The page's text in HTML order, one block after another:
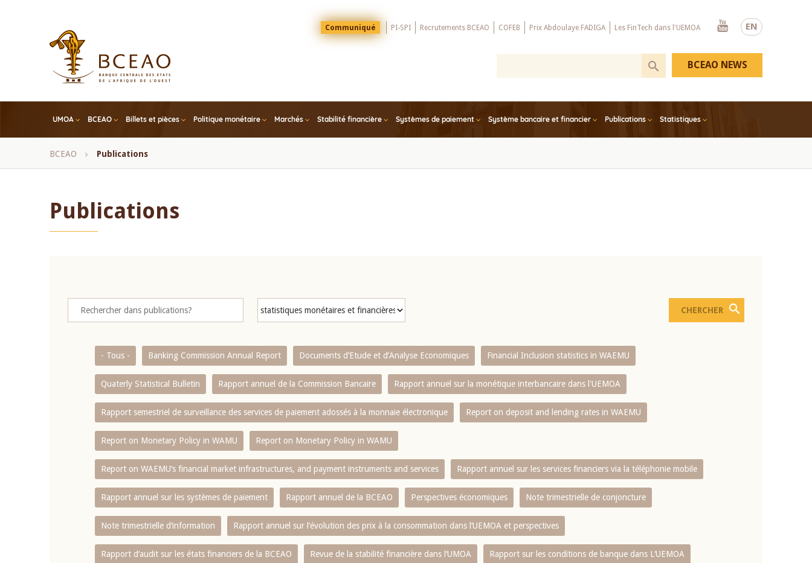
EN
Menu
Top
Communiqué PI-SPI Recrutements BCEAO COFEB Prix Abdoulaye FADIGA Les FinTech dans l'UEMOA
Youtube
UMOA BCEAO Billets et pièces Politique monétaire Marchés Stabilité financière Systèmes de paiement Système bancaire et financier Publications Statistiques
BCEAO NEWS
Fil
BCEAO Publications
Publications
- Tous - Banking Commission Annual Report Documents d’Etude et d’Analyse Economiques Financial Inclusion statistics in WAEMU
Quaterly Statistical Bulletin Rapport annuel de la Commission Bancaire Rapport annuel sur la monétique interbancaire dans l'UEMOA
Rapport semestriel de surveillance des services de paiement adossés à la monnaie électronique Report on deposit and lending rates in WAEMU
Report on Monetary Policy in WAMU Report on Monetary Policy in WAMU
Report on WAEMU’s financial market infrastructures, and payment instruments and services Rapport annuel sur les services financiers via la téléphonie mobile
Rapport annuel sur les systèmes de paiement Rapport annuel de la BCEAO Perspectives économiques Note trimestrielle de conjoncture
Note trimestrielle d‘information Rapport annuel sur l‘évolution des prix à la consommation dans l‘UEMOA et perspectives
Rapport d‘audit sur les états financiers de la BCEAO Revue de la stabilité financière dans l‘UMOA Rapport sur les conditions de banque dans L‘UEMOA